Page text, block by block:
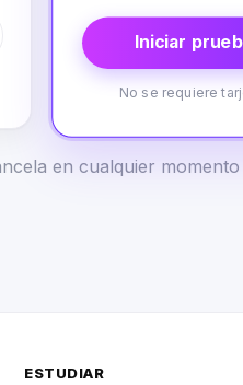
Iniciar
No se requiere
en cualquier
ESTUDIAR